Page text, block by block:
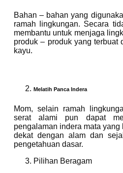
Bahan – bahan yang
ramah lingkungan. Secara
membantu untuk menjaga
produk – produk yang terbuat
kayu.
Melatih Panca Indera
Mom, selain ramah
serat alami pun dapat
pengalaman indera mata
dekat dengan alam dan
pengetahuan dasar.
Pilihan Beragam